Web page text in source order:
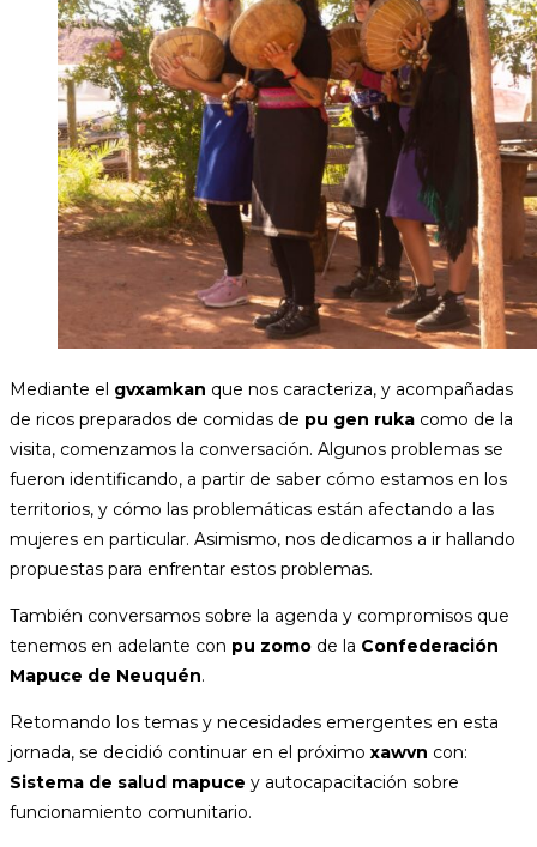
Mediante el gvxamkan que nos caracteriza, y acompañadas
de ricos preparados de comidas de pu gen ruka como de la
visita, comenzamos la conversación. Algunos problemas se
fueron identificando, a partir de saber cómo estamos en los
territorios, y cómo las problemáticas están afectando a las
mujeres en particular. Asimismo, nos dedicamos a ir hallando
propuestas para enfrentar estos problemas.
También conversamos sobre la agenda y compromisos que
tenemos en adelante con pu zomo de la Confederación
Mapuce de Neuquén.
Retomando los temas y necesidades emergentes en esta
jornada, se decidió continuar en el próximo xawvn con:
Sistema de salud mapuce y autocapacitación sobre
funcionamiento comunitario.